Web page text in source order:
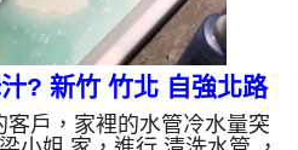
? 新竹 竹北 自強北路
水管
戶，家裡的水管冷水量突